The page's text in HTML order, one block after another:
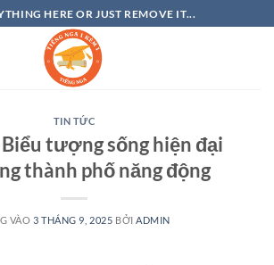
HERE OR JUST REMOVE IT...
TIN TỨC
Biểu tượng sống hiện đại
thành phố năng động
VÀO 3 THÁNG 9, 2025 BỞI ADMIN